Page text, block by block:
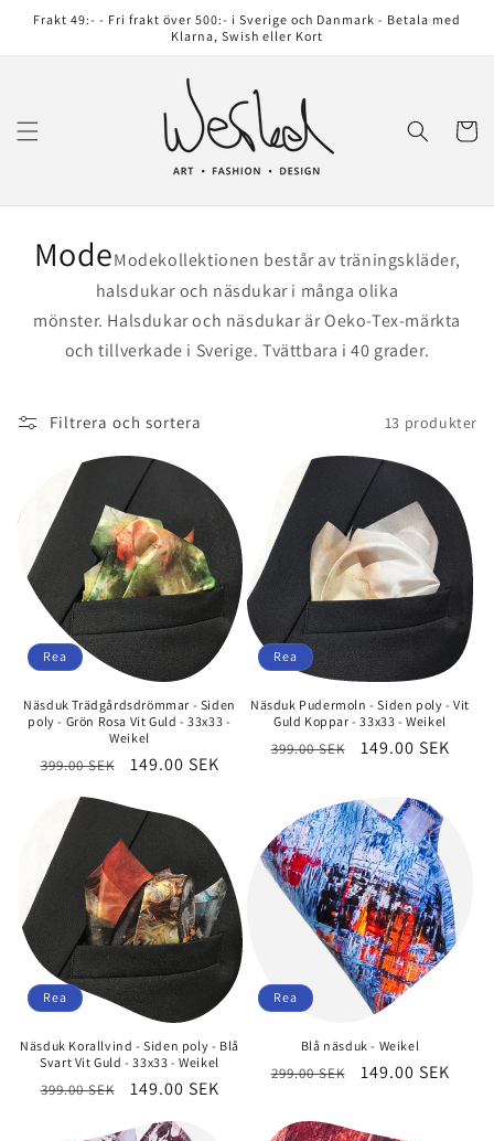
vidare
Frakt 49:- - Fri frakt över 500:- i Sverige och Danmark - Betala med
Klarna, Swish eller Kort
P
o
u
s
e
r
i
e
:
ModeModekollektionen består av träningskläder,
halsdukar och näsdukar i många olika
mönster. Halsdukar och näsdukar är Oeko­-Tex-­märkta
och tillverkade i Sverige. Tvättbara i 40 grader.
Filtrera och sortera 13 produkter
Rea
Näsduk Trädgårdsdrömmar - Siden
poly - Grön Rosa Vit Guld - 33x33 -
Weikel
Ordinarie
399.00 SEK Försäljningspris
149.00 SEK
Rea
Näsduk Pudermoln - Siden poly - Vit
Guld Koppar - 33x33 - Weikel
Ordinarie
399.00 SEK 149.00 SEK
Rea
Näsduk Korallvind - Siden poly - Blå
Svart Vit Guld - 33x33 - Weikel
Ordinarie
399.00 SEK Försäljningspris
149.00 SEK
Rea
Blå näsduk - Weikel
Ordinarie
299.00 SEK 149.00 SEK